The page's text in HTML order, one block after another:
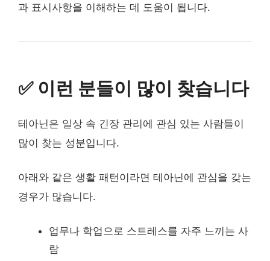
과 표시사항을 이해하는 데 도움이 됩니다.
✅ 이런 분들이 많이 찾습니다
테아닌은 일상 속 긴장 관리에 관심 있는 사람들이
많이 찾는 성분입니다.
아래와 같은 생활 패턴이라면 테아닌에 관심을 갖는
경우가 많습니다.
업무나 학업으로 스트레스를 자주 느끼는 사
람